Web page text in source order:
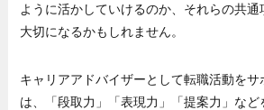
ように活かしていけるのか、それらの共
大切になるかもしれません。
キャリアアドバイザーとして転職活動を
は、「段取力」「表現力」「提案力」な